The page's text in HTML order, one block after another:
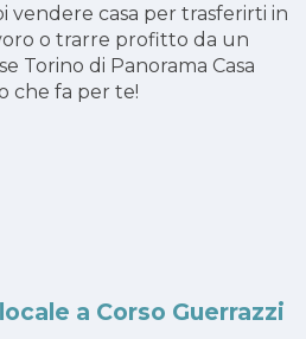
vendere casa per trasferirti in
o trarre profitto da un
Torino di Panorama Casa
che fa per te!
a Corso Guerrazzi